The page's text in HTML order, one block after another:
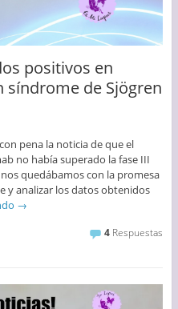
positivos en
síndrome de Sjögren
pena la noticia de que el
no había superado la fase III
quedábamos con la promesa
y analizar los datos obtenidos
→
4 Respuestas